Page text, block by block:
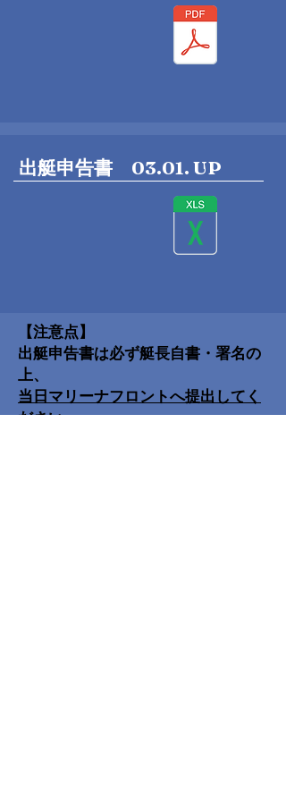
出艇申告書 03.01. UP
【注意点】
出艇申告書は必ず艇長自書・署名の
上、
当日マリーナフロントへ提出してく
ださい。